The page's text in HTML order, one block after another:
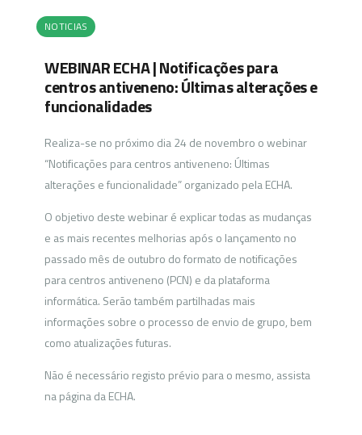
NOTICIAS
WEBINAR ECHA | Notificações para
centros antiveneno: Últimas alterações e
funcionalidades
Realiza-se no próximo dia 24 de novembro o webinar
“Notificações para centros antiveneno: Últimas
alterações e funcionalidade” organizado pela ECHA.
O objetivo deste webinar é explicar todas as mudanças
e as mais recentes melhorias após o lançamento no
passado mês de outubro do formato de notificações
para centros antiveneno (PCN) e da plataforma
informática. Serão também partilhadas mais
informações sobre o processo de envio de grupo, bem
como atualizações futuras.
Não é necessário registo prévio para o mesmo, assista
na página da ECHA.